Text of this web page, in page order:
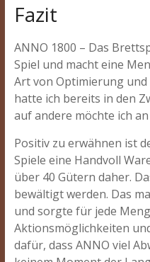
Fazit
ANNO 1800 – Das
Spiel und macht eine
Art von Optimierung und
hatte ich bereits in den
auf andere möchte ich
Positiv zu erwähnen ist
Spiele eine Handvoll
über 40 Gütern daher.
bewältigt werden. Das
und sorgte für jede
Aktionsmöglichkeiten
dafür, dass ANNO viel